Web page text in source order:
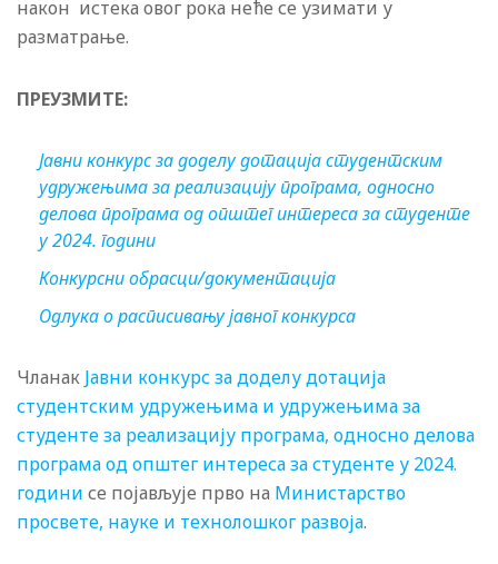
након истека овог рока неће се узимати у
разматрање.
ПРЕУЗМИТЕ:
Јавни конкурс за доделу дотација студентским
удружењима за реализацију програма, односно
делова програма од општег интереса за студенте
у 2024. години
Конкурсни обрасци/документација
Одлука о расписивању јавног конкурса
Чланак Јавни конкурс за доделу дотација
студентским удружењима и удружењима за
студенте за реализацију програма, односно делова
програма од општег интереса за студенте у 2024.
години се појављује прво на Министарство
просвете, науке и технолошког развоја.